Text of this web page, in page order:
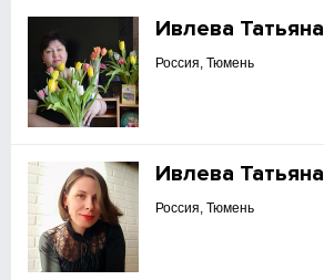
Ивлева Татьяна
Россия, Тюмень
Ивлева Татьяна
Россия, Тюмень